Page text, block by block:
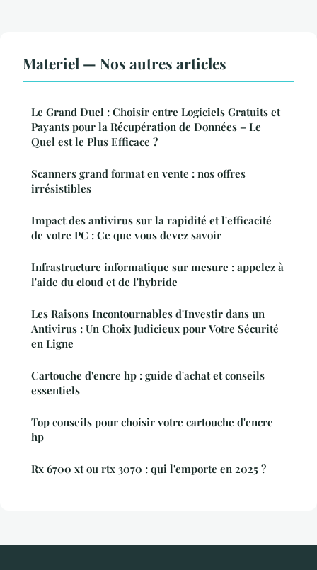
Materiel — Nos autres articles
Le Grand Duel : Choisir entre Logiciels Gratuits et
Payants pour la Récupération de Données – Le
Quel est le Plus Efficace ?
Scanners grand format en vente : nos offres
irrésistibles
Impact des antivirus sur la rapidité et l'efficacité
de votre PC : Ce que vous devez savoir
Infrastructure informatique sur mesure : appelez à
l'aide du cloud et de l'hybride
Les Raisons Incontournables d'Investir dans un
Antivirus : Un Choix Judicieux pour Votre Sécurité
en Ligne
Cartouche d'encre hp : guide d'achat et conseils
essentiels
Top conseils pour choisir votre cartouche d'encre
hp
Rx 6700 xt ou rtx 3070 : qui l'emporte en 2025 ?